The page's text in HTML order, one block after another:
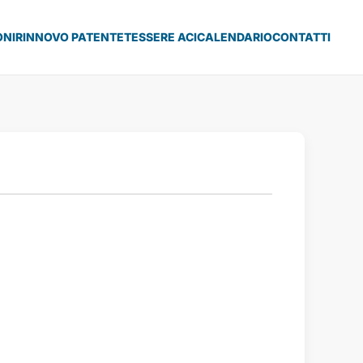
RINNOVO PATENTETESSERE ACICALENDARIOCONTATTI